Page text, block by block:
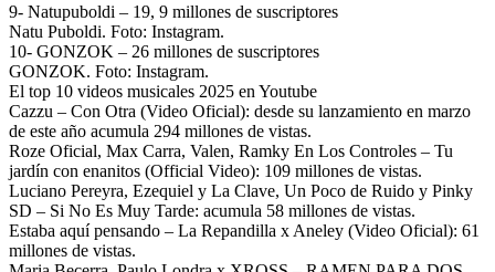
9- Natupuboldi – 19, 9 millones de suscriptores
Natu Puboldi. Foto: Instagram.
10- GONZOK – 26 millones de suscriptores
GONZOK. Foto: Instagram.
El top 10 videos musicales 2025 en Youtube
Cazzu – Con Otra (Video Oficial): desde su lanzamiento en marzo
de este año acumula 294 millones de vistas.
Roze Oficial, Max Carra, Valen, Ramky En Los Controles – Tu
jardín con enanitos (Official Video): 109 millones de vistas.
Luciano Pereyra, Ezequiel y La Clave, Un Poco de Ruido y Pinky
SD – Si No Es Muy Tarde: acumula 58 millones de vistas.
Estaba aquí pensando – La Repandilla x Aneley (Video Oficial): 61
millones de vistas.